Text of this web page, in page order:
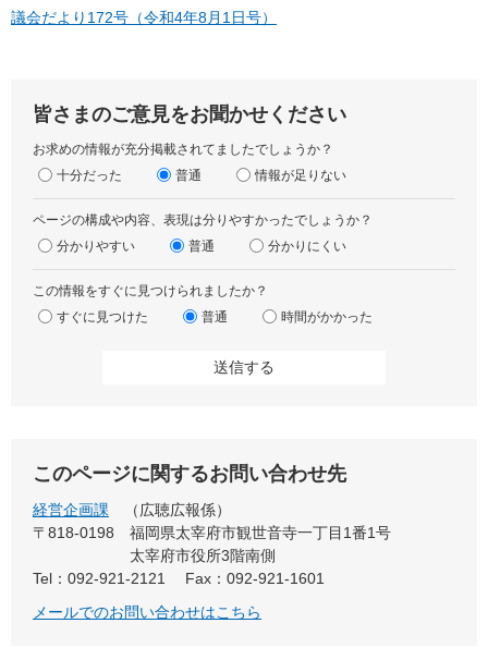
議会だより172号（令和4年8月1日号）
皆さまのご意見をお聞かせください
お求めの情報が充分掲載されてましたでしょうか？
十分だった
普通 情報が足りない
ページの構成や内容、表現は分りやすかったでしょうか？
分かりやすい
普通 分かりにくい
この情報をすぐに見つけられましたか？
すぐに見つけた
普通 時間がかかった
このページに関するお問い合わせ先
経営企画課
広聴広報係
〒818-0198
福岡県太宰府市観世音寺一丁目1番1号
太宰府市役所3階南側
Tel：092-921-2121
Fax：092-921-1601
メールでのお問い合わせはこちら